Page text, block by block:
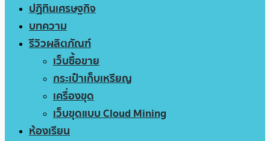
ปฏิทินเศรษฐกิจ
บทความ
รีวิวผลิตภัณฑ์
เว็บซื้อขาย
กระเป๋าเก็บเหรียญ
เครื่องขุด
เว็บขุดแบบ Cloud Mining
ห้องเรียน